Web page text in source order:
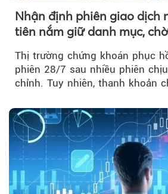
Nhận định phiên giao dịch
tiên nắm giữ danh mục,
Thị trường chứng khoán phục
phiên 28/7 sau nhiều phiên
chỉnh. Tuy nhiên, thanh khoản